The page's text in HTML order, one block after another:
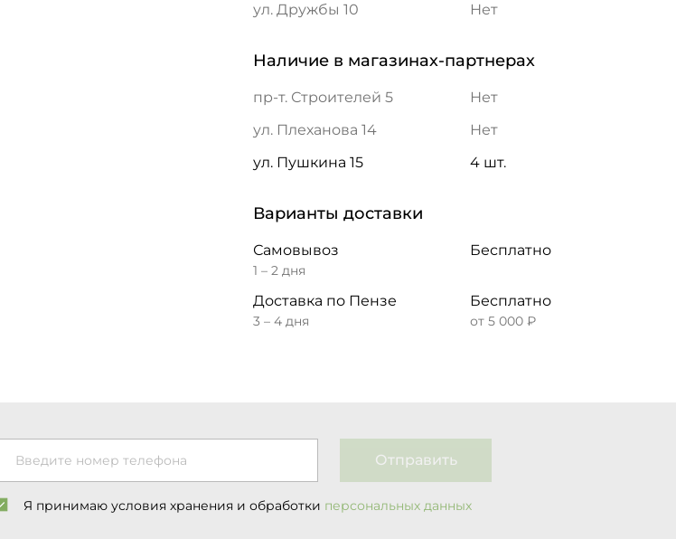
ул. Дружбы 10 Нет
Наличие в магазинах-партнерах
пр-т. Строителей 5
Нет
ул. Плеханова 14
Нет
ул. Пушкина 15
4 шт.
Варианты доставки
Самовывоз
1 – 2 дня
Бесплатно
Доставка по Пензе
3 – 4 дня
Бесплатно
от 5 000 ₽
Введите номер телефона Отправить
Я принимаю условия хранения и обработки персональных данных